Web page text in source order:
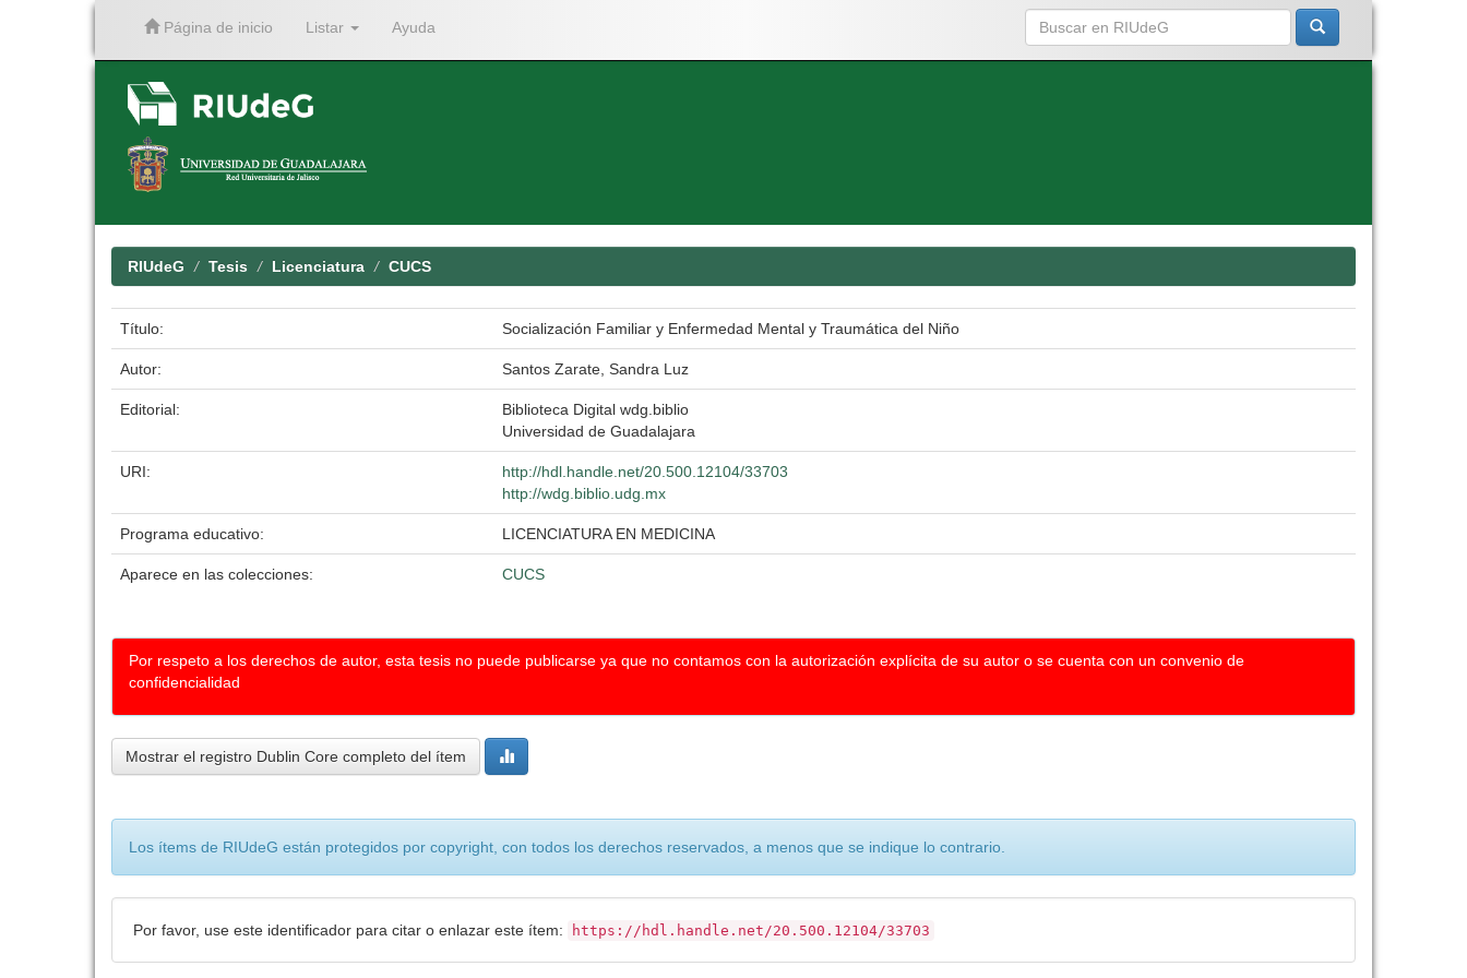
Página de inicio Listar Ayuda
RIUdeG Tesis Licenciatura CUCS
Título: Socialización Familiar y Enfermedad Mental y Traumática del Niño
Autor: Santos Zarate, Sandra Luz
Editorial:
Biblioteca Digital wdg.biblio
Universidad de Guadalajara
URI:
http://hdl.handle.net/20.500.12104/33703
http://wdg.biblio.udg.mx
Programa educativo: LICENCIATURA EN MEDICINA
Aparece en las colecciones: CUCS
Por respeto a los derechos de autor, esta tesis no puede publicarse ya que no contamos con la autorización explícita de su autor o se cuenta con un convenio de
confidencialidad
Mostrar el registro Dublin Core completo del ítem
Los ítems de RIUdeG están protegidos por copyright, con todos los derechos reservados, a menos que se indique lo contrario.
Por favor, use este identificador para citar o enlazar este ítem: https://hdl.handle.net/20.500.12104/33703